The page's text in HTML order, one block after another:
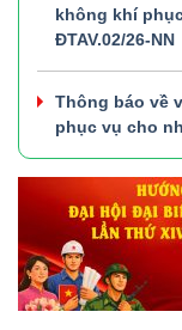
không khí
ĐTAV.02/26-NN
Thông báo về
phục vụ cho